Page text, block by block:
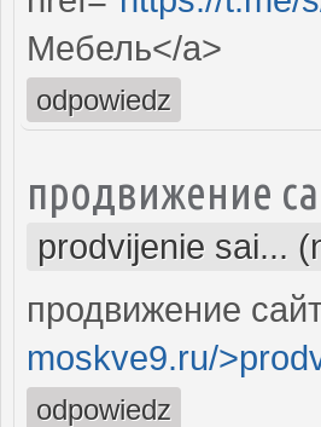
Мебель</a>
odpowiedz
продвижение
prodvijenie sai...
продвижение
moskve9.ru/
odpowiedz